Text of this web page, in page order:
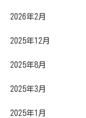
2026年2月
2025年12月
2025年8月
2025年3月
2025年1月